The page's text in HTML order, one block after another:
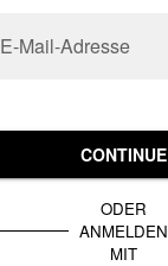
E-Mail-Adresse
CONTINUE
ODER
ANMELDEN
MIT